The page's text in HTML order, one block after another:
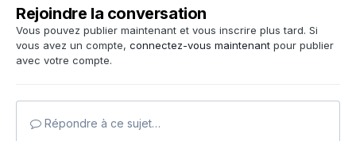
Rejoindre la conversation
Vous pouvez publier maintenant et vous inscrire plus tard. Si
vous avez un compte, connectez-vous maintenant pour publier
avec votre compte.
Répondre à ce sujet…